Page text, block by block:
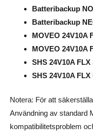
Batteribackup
Batteribackup
MOVEO 24V10A
MOVEO 24V10A
SHS 24V10A FLX
SHS 24V10A FLX
Notera: För att
Användning av standard
kompatibilitetsproblem